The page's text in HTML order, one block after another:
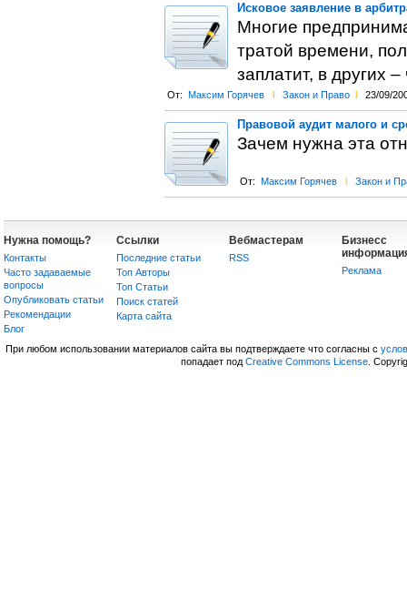
Исковое заявление в
Многие
тратой времени,
заплатит, в других
От: Максим Горячев l Закон и Право l 23/09/
Правовой аудит малого и
Зачем нужна эта
От: Максим Горячев l Закон и
Нужна помощь?
Контакты
Часто задаваемые
вопросы
Опубликовать статьи
Рекомендации
Блог
Ссылки
Последние статьи
Топ Авторы
Топ Статьи
Поиск статей
Карта сайта
Вебмастерам
RSS
Бизнесс
Реклама
При любом использовании материалов сайта вы подтверждаете что согласны с
попадает под Creative Commons License.